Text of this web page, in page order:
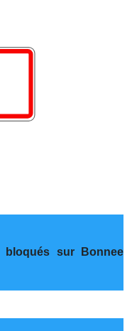
bloqués sur Bonnee